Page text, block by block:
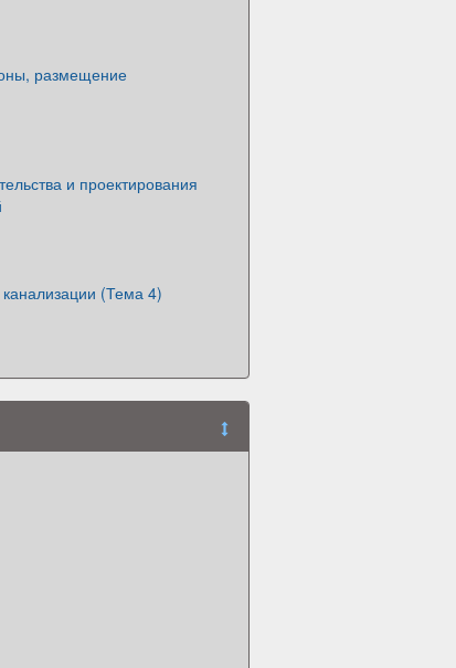
размещение
и проектирования
(Тема 4)